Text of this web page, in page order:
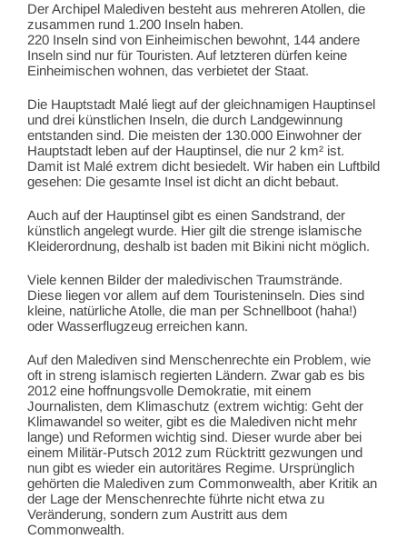
Der Archipel Malediven besteht aus mehreren Atollen, die
zusammen rund 1.200 Inseln haben.
220 Inseln sind von Einheimischen bewohnt, 144 andere
Inseln sind nur für Touristen. Auf letzteren dürfen keine
Einheimischen wohnen, das verbietet der Staat.
Die Hauptstadt Malé liegt auf der gleichnamigen Hauptinsel
und drei künstlichen Inseln, die durch Landgewinnung
entstanden sind. Die meisten der 130.000 Einwohner der
Hauptstadt leben auf der Hauptinsel, die nur 2 km² ist.
Damit ist Malé extrem dicht besiedelt. Wir haben ein Luftbild
gesehen: Die gesamte Insel ist dicht an dicht bebaut.
Auch auf der Hauptinsel gibt es einen Sandstrand, der
künstlich angelegt wurde. Hier gilt die strenge islamische
Kleiderordnung, deshalb ist baden mit Bikini nicht möglich.
Viele kennen Bilder der maledivischen Traumstrände.
Diese liegen vor allem auf dem Touristeninseln. Dies sind
kleine, natürliche Atolle, die man per Schnellboot (haha!)
oder Wasserflugzeug erreichen kann.
Auf den Malediven sind Menschenrechte ein Problem, wie
oft in streng islamisch regierten Ländern. Zwar gab es bis
2012 eine hoffnungsvolle Demokratie, mit einem
Journalisten, dem Klimaschutz (extrem wichtig: Geht der
Klimawandel so weiter, gibt es die Malediven nicht mehr
lange) und Reformen wichtig sind. Dieser wurde aber bei
einem Militär-Putsch 2012 zum Rücktritt gezwungen und
nun gibt es wieder ein autoritäres Regime. Ursprünglich
gehörten die Malediven zum Commonwealth, aber Kritik an
der Lage der Menschenrechte führte nicht etwa zu
Veränderung, sondern zum Austritt aus dem
Commonwealth.